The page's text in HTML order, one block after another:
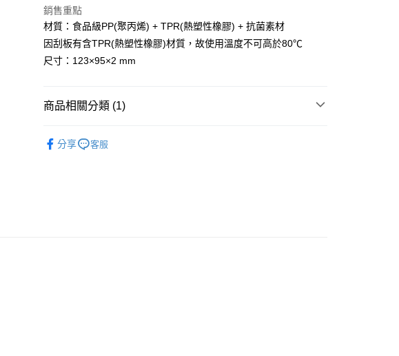
每筆NT$250
銷售重點
材質：食品級PP(聚丙烯) + TPR(熱塑性橡膠) + 抗菌素材
因刮板有含TPR(熱塑性橡膠)材質，故使用溫度不可高於80℃
尺寸：123×95×2 mm
商品相關分類 (1)
分享
客服